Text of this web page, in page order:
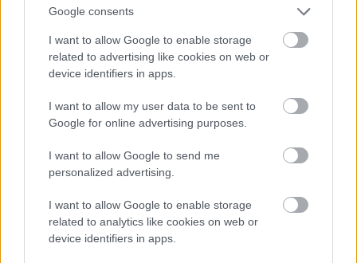
Google consents
I want to allow Google to enable storage
related to advertising like cookies on web or
device identifiers in apps.
I want to allow my user data to be sent to
Google for online advertising purposes.
I want to allow Google to send me
personalized advertising.
I want to allow Google to enable storage
related to analytics like cookies on web or
device identifiers in apps.